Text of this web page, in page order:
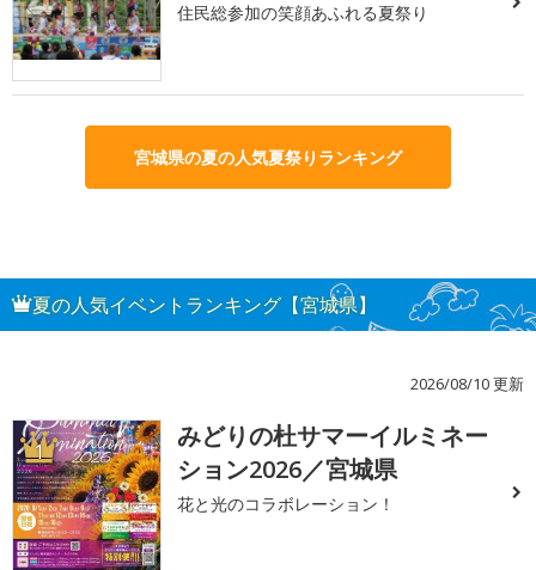
住民総参加の笑顔あふれる夏祭り
宮城県の夏の人気夏祭りランキング
夏の人気イベントランキング【宮城県】
2026/08/10 更新
1
みどりの杜サマーイルミネー
ション2026／宮城県
花と光のコラボレーション！